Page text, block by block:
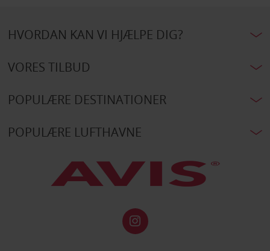
HVORDAN KAN VI HJÆLPE DIG?
VORES TILBUD
POPULÆRE DESTINATIONER
POPULÆRE LUFTHAVNE